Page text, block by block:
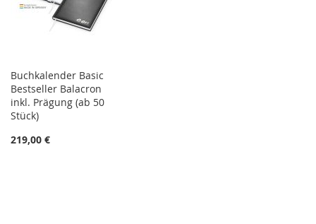
Buchkalender Basic
Bestseller Balacron
inkl. Prägung (ab 50
Stück)
219,00 €